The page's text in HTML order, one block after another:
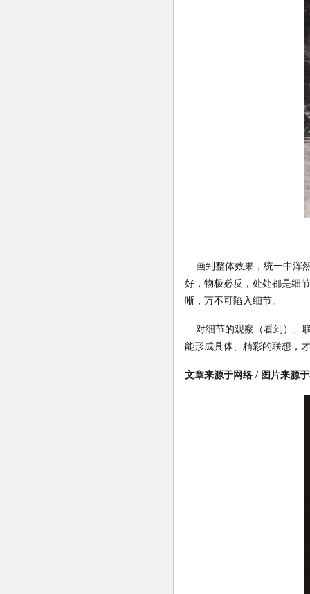
画到整体效果，统一中浑
好，物极必反，处处都是细
晰，万不可陷入细节。
对细节的观察（看到）、
能形成具体、精彩的联想，
文章来源于网络 / 图片来源